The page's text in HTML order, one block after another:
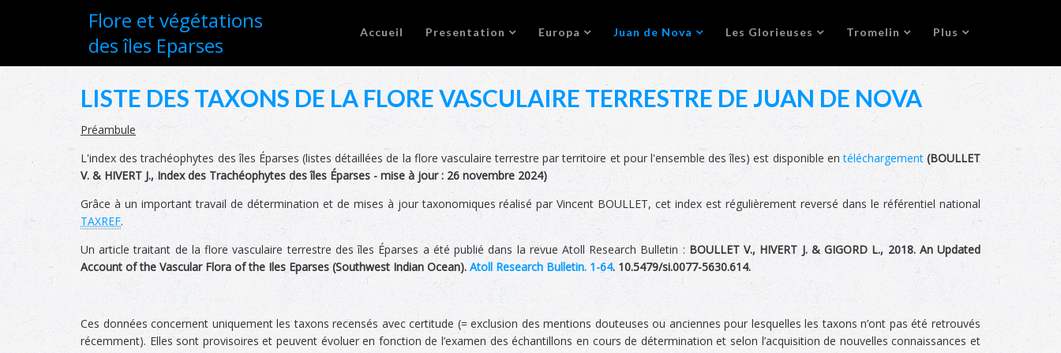
Flore et végétations
des îles Eparses
Accueil Presentation Europa Juan de Nova Les Glorieuses Tromelin Plus
LISTE DES TAXONS DE LA FLORE VASCULAIRE TERRESTRE DE JUAN DE NOVA
Préambule
L'index des trachéophytes des îles Éparses (listes détaillées de la flore vasculaire terrestre par territoire et pour l'ensemble des îles) est disponible entéléchargement(BOULLET
V. & HIVERT J., Index des Trachéophytes des îles Éparses - mise à jour : 26 novembre 2024)
Grâce à un important travail de détermination et de mises à jour taxonomiques réalisé par Vincent BOULLET, cet index est régulièrement reversé dans le référentiel national
TAXREF.
Un article traitant de la flore vasculaire terrestre des îles Éparses a été publié dans la revue Atoll Research Bulletin : BOULLET V., HIVERT J. & GIGORD L., 2018. An Updated
Account of the Vascular Flora of the Iles Eparses (Southwest Indian Ocean). Atoll Research Bulletin. 1-64. 10.5479/si.0077-5630.614.
Ces données concernent uniquement les taxons recensés avec certitude (= exclusion des mentions douteuses ou anciennes pour lesquelles les taxons n’ont pas été retrouvés
récemment). Elles sont provisoires et peuvent évoluer en fonction de l’examen des échantillons en cours de détermination et selon l’acquisition de nouvelles connaissances et